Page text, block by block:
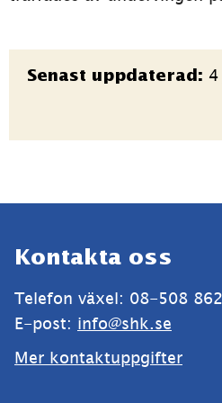
Sidinformation
Senast uppdaterad:
Kontakta oss
Telefon växel: 08-508
E-post: info@shk.se
Mer kontaktuppgifter